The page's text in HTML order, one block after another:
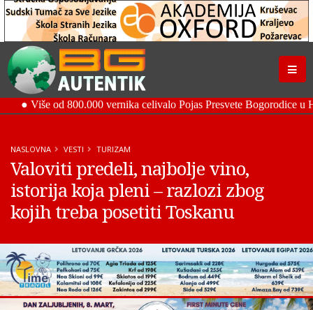
NASLOVNA VESTI TURIZAM
Valoviti predeli, najbolje vino,
istorija koja pleni – razlozi zbog
kojih treba posetiti Toskanu